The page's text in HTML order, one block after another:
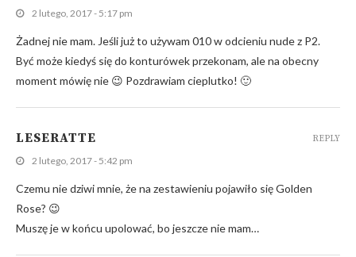
2 lutego, 2017 - 5:17 pm
Żadnej nie mam. Jeśli już to używam 010 w odcieniu nude z P2.
Być może kiedyś się do konturówek przekonam, ale na obecny
moment mówię nie 😉 Pozdrawiam cieplutko! 🙂
LESERATTE
2 lutego, 2017 - 5:42 pm
Czemu nie dziwi mnie, że na zestawieniu pojawiło się Golden
Rose? 😉
Muszę je w końcu upolować, bo jeszcze nie mam…
REPLY